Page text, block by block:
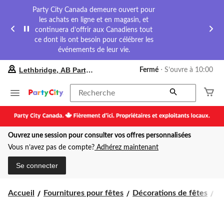
Party City Canada demeure ouvert pour
les achats en ligne et en magasin, et
continuera d’offrir aux Canadiens tout
ce dont ils ont besoin pour célébrer les
événements de leur vie.
préféré
Lethbridge,
Party
City,
courament
Fermé,
pour
Lethbridge, AB Party City Fermé ⋅ S’ouvre à 10:00
Recherche
Ouvrez une session pour consulter vos offres personnalisées
Vous n’avez pas de compte? Adhérez maintenant
Se connecter
Accueil Fournitures pour fêtes Décorations de fêtes